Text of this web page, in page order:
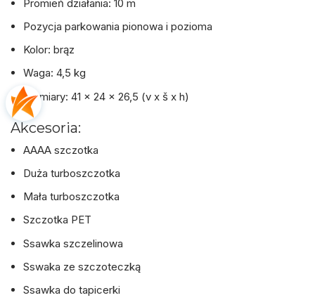
Promień działania: 10 m
Pozycja parkowania pionowa i pozioma
Kolor: brąz
Waga: 4,5 kg
Wymiary: 41 x 24 x 26,5 (v x š x h)
Akcesoria:
AAAA szczotka
Duża turboszczotka
Mała turboszczotka
Szczotka PET
Ssawka szczelinowa
Sswaka ze szczoteczką
Ssawka do tapicerki